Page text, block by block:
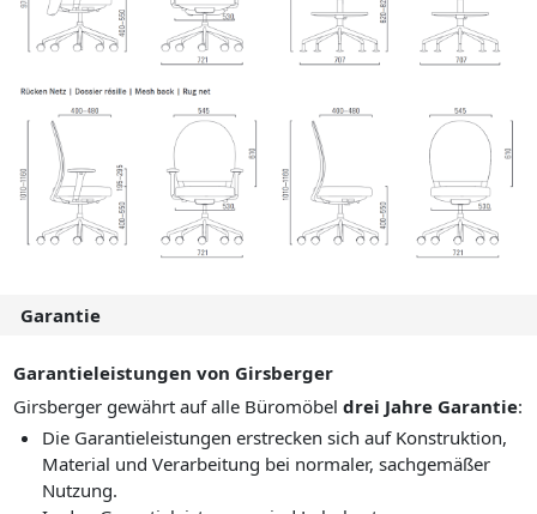
Garantie
Garantieleistungen von Girsberger
Girsberger gewährt auf alle Büromöbeldrei Jahre Garantie:
Die Garantieleistungen erstrecken sich auf Konstruktion,
Material und Verarbeitung bei normaler, sachgemäßer
Nutzung.